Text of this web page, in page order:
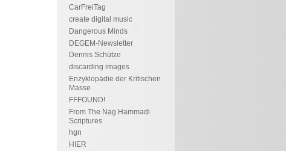
CarFreiTag
create digital music
Dangerous Minds
DEGEM-Newsletter
Dennis Schütze
discarding images
Enzyklopädie der Kritischen
Masse
FFFOUND!
From The Nag Hammadi
Scriptures
hgn
HIER